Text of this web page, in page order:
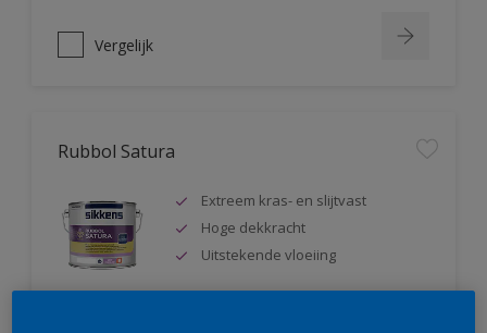
Vergelijk
Rubbol Satura
Extreem kras- en slijtvast
Hoge dekkracht
Uitstekende vloeiing